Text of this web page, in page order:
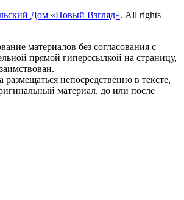
Дом «Новый Взгляд». All rights
материалов без согласования с
прямой гиперссылкой на страницу,
непосредственно в тексте,
материал, до или после